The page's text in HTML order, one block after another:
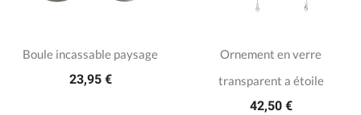
Boule incassable paysage
23,95 €
Ornement en verre
transparent a étoile
42,50 €